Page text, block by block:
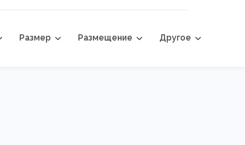
Размер Размещение Другое